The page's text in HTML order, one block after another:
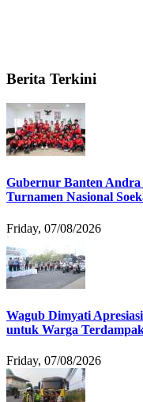
Berita Terkini
Gubernur Banten Andra
Turnamen Nasional
Friday, 07/08/2026
Wagub Dimyati
untuk Warga
Friday, 07/08/2026